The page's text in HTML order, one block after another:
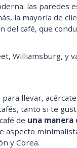
las paredes
la mayoría de
del café, que
Williamsburg, y
llevar,
tanto si te
de una manera
aspecto
y Corea.